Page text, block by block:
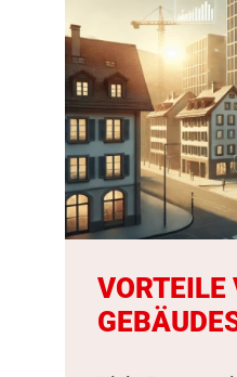
VORTEILE